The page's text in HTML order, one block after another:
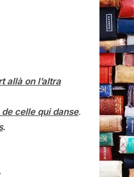
allà on l’altra
celle qui danse.
.